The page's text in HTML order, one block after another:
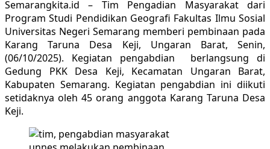
Semarangkita.id – Tim Pengadian Masyarakat dari
Program Studi Pendidikan Geografi Fakultas Ilmu Sosial
Universitas Negeri Semarang memberi pembinaan pada
Karang Taruna Desa Keji, Ungaran Barat, Senin,
(06/10/2025). Kegiatan pengabdian berlangsung di
Gedung PKK Desa Keji, Kecamatan Ungaran Barat,
Kabupaten Semarang. Kegiatan pengabdian ini diikuti
setidaknya oleh 45 orang anggota Karang Taruna Desa
Keji.